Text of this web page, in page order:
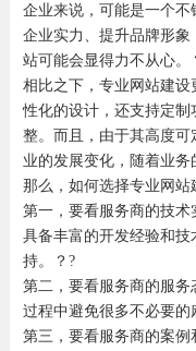
企业来说，可能是一个
企业实力、提升品牌形象
站可能会显得力不从心。
相比之下，专业网站建
性化的设计，还支持定制
整。而且，由于其高度
业的发展变化，随着业
那么，如何选择专业网站
第一，要看服务商的技
具备丰富的开发经验和
持。？?
第二，要看服务商的服
过程中避免很多不必要的
第三，要看服务商的案